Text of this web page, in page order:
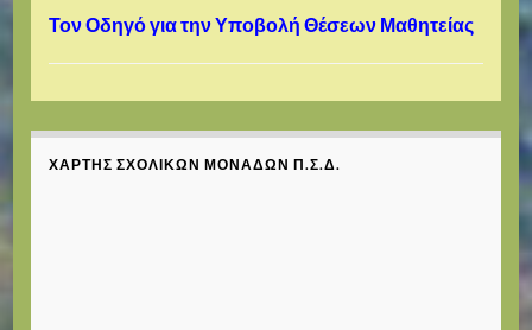
Τον Οδηγό για την Υποβολή Θέσεων Μαθητείας
ΧΆΡΤΗΣ ΣΧΟΛΙΚΏΝ ΜΟΝΆΔΩΝ Π.Σ.Δ.